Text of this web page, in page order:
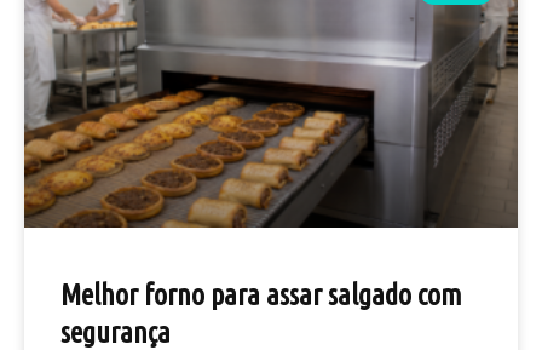
Melhor forno para assar salgado com
segurança